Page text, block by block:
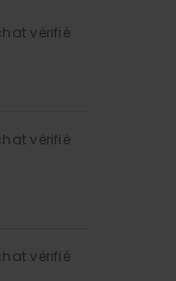
vérifié
vérifié
vérifié